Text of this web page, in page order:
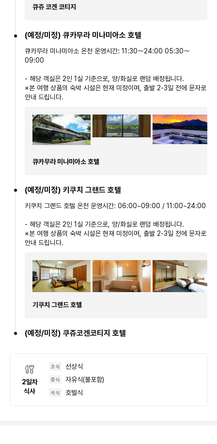
큐쥬 코겐 코티지
(예정/미정) 큐카무라 미나미아소 호텔
큐카무라 미나미아소 온천 운영시간: 11:30～24:00 05:30～
09:00
- 해당 객실은 2인 1실 기준으로, 양/화실로 랜덤 배정됩니다.
※본 여행 상품의 숙박 시설은 현재 미정이며, 출발 2-3일 전에 문자로
안내 드립니다.
큐카무라 미나미아소 호텔
(예정/미정) 키쿠치 그랜드 호텔
키쿠치 그랜드 호텔 온천 운영시간: 06:00~09:00 / 11:00~24:00
- 해당 객실은 2인 1실 기준으로, 양/화실로 랜덤 배정됩니다.
※본 여행 상품의 숙박 시설은 현재 미정이며, 출발 2-3일 전에 문자로
안내 드립니다.
기쿠치 그랜드 호텔
(예정/미정) 쿠쥬코겐코티지 호텔
2일차
식사
조식 선상식
중식 자유식(불포함)
석식 호텔식